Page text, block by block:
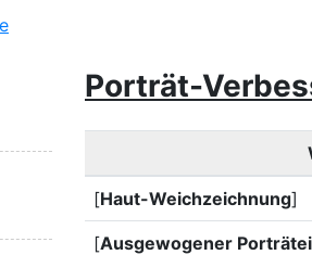
Porträt-
[Haut-Weichzeichnung]
[Ausgewogener